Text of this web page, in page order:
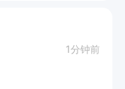
1分钟前